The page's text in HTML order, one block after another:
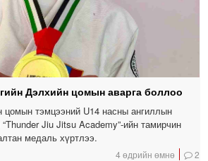
Дэлхийн цомын аварга боллоо
тэмцээний U14 насны ангиллын
Jiu Jitsu Academy”-ийн тамирчин
медаль хүртлээ.
4 өдрийн өмнө 2